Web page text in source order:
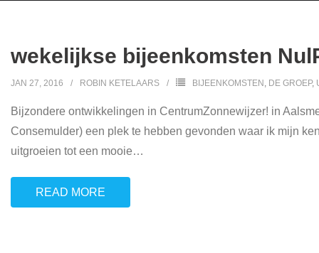
wekelijkse bijeenkomsten
JAN 27, 2016 ROBIN KETELAARS BIJEENKOMSTEN , DE GROEP,
Bijzondere ontwikkelingen in CentrumZonnewijzer! in
Consemulder) een plek te hebben gevonden waar ik mijn
uitgroeien tot een mooie…
READ MORE